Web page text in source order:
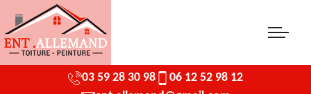
03 59 28 30 98
06 12 52 98 12